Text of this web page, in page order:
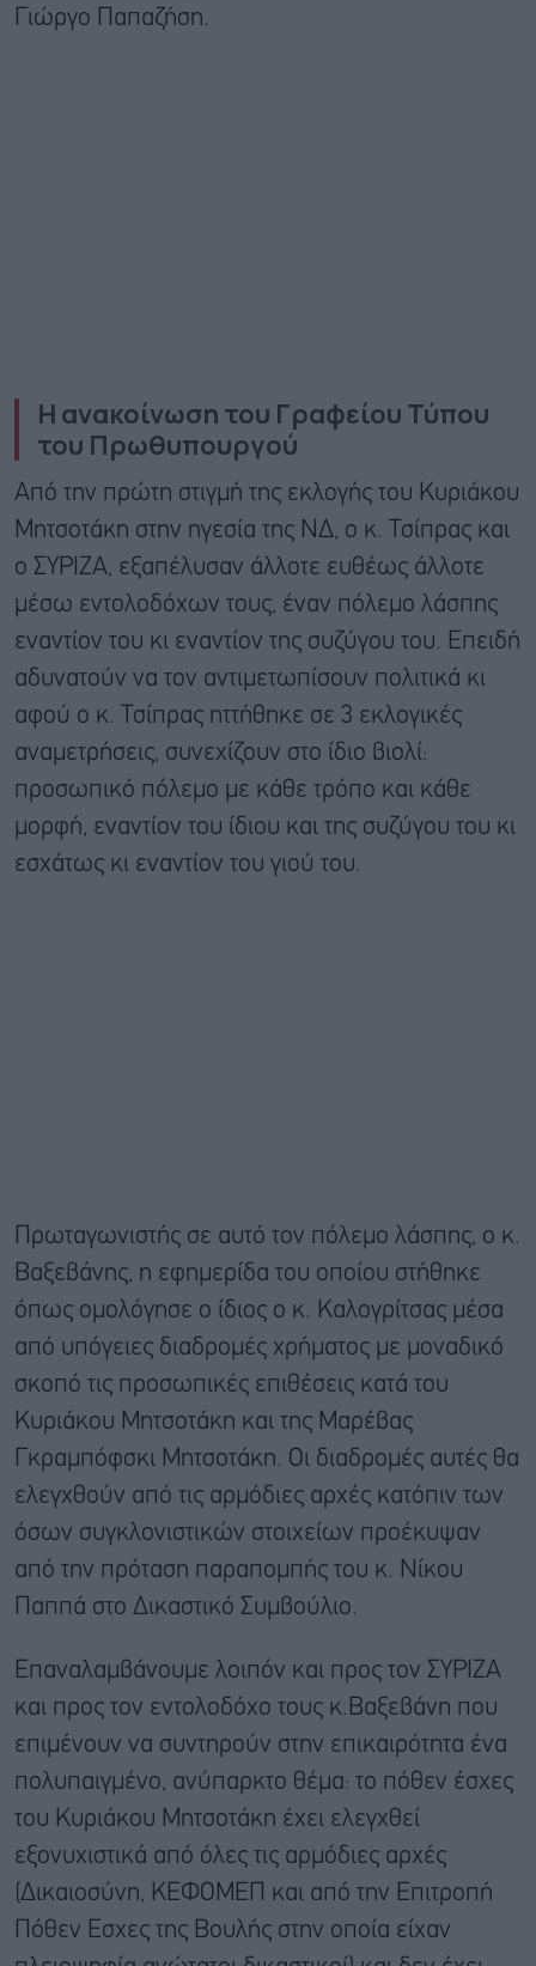
Γιώργο Παπαζήση.
Η ανακοίνωση του Γραφείου Τύπου
του Πρωθυπουργού
Aπό την πρώτη στιγμή της εκλογής του Κυριάκου
Μητσοτάκη στην ηγεσία της ΝΔ, ο κ. Τσίπρας και
ο ΣΥΡΙΖΑ, εξαπέλυσαν άλλοτε ευθέως άλλοτε
μέσω εντολοδόχων τους, έναν πόλεμο λάσπης
εναντίον του κι εναντίον της συζύγου του. Επειδή
αδυνατούν να τον αντιμετωπίσουν πολιτικά κι
αφού ο κ. Τσίπρας ηττήθηκε σε 3 εκλογικές
αναμετρήσεις, συνεχίζουν στο ίδιο βιολί:
προσωπικό πόλεμο με κάθε τρόπο και κάθε
μορφή, εναντίον του ίδιου και της συζύγου του κι
εσχάτως κι εναντίον του γιού του.
Πρωταγωνιστής σε αυτό τον πόλεμο λάσπης, ο κ.
Βαξεβάνης, η εφημερίδα του οποίου στήθηκε
όπως ομολόγησε ο ίδιος ο κ. Καλογρίτσας μέσα
από υπόγειες διαδρομές χρήματος με μοναδικό
σκοπό τις προσωπικές επιθέσεις κατά του
Κυριάκου Μητσοτάκη και της Μαρέβας
Γκραμπόφσκι Μητσοτάκη. Οι διαδρομές αυτές θα
ελεγχθούν από τις αρμόδιες αρχές κατόπιν των
όσων συγκλονιστικών στοιχείων προέκυψαν
από την πρόταση παραπομπής του κ. Νίκου
Παππά στο Δικαστικό Συμβούλιο.
Επαναλαμβάνουμε λοιπόν και προς τον ΣΥΡΙΖΑ
και προς τον εντολοδόχο τους κ.Βαξεβάνη που
επιμένουν να συντηρούν στην επικαιρότητα ένα
πολυπαιγμένο, ανύπαρκτο θέμα: το πόθεν έσχες
του Κυριάκου Μητσοτάκη έχει ελεγχθεί
εξονυχιστικά από όλες τις αρμόδιες αρχές
(Δικαιοσύνη, ΚΕΦΟΜΕΠ και από την Επιτροπή
Πόθεν Εσχες της Βουλής στην οποία είχαν